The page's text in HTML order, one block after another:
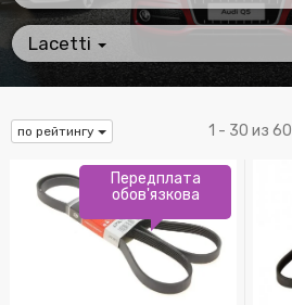
Lacetti
по рейтингу 1 - 30 из 60
Передплата
обов'язкова